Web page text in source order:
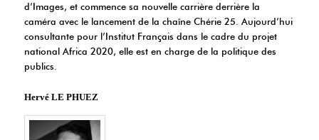
d’Images, et commence sa nouvelle carrière derrière la
caméra avec le lancement de la chaîne Chérie 25. Aujourd’hui
consultante pour l’Institut Français dans le cadre du projet
national Africa 2020, elle est en charge de la politique des
publics.
Hervé LE PHUEZ